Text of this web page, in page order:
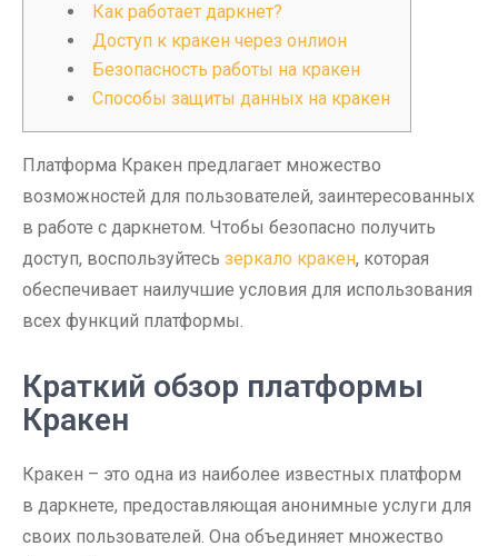
Как работает даркнет?
Доступ к кракен через онлион
Безопасность работы на кракен
Способы защиты данных на кракен
Платформа Кракен предлагает множество
возможностей для пользователей, заинтересованных
в работе с даркнетом. Чтобы безопасно получить
доступ, воспользуйтесь зеркало кракен, которая
обеспечивает наилучшие условия для использования
всех функций платформы.
Краткий обзор платформы
Кракен
Кракен – это одна из наиболее известных платформ
в даркнете, предоставляющая анонимные услуги для
своих пользователей. Она объединяет множество